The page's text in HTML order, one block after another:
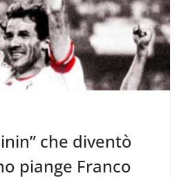
che diventò
piange Franco